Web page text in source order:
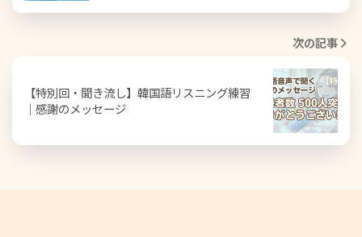
次の記事
【特別回・聞き流し】韓国語リスニング練習
｜感謝のメッセージ